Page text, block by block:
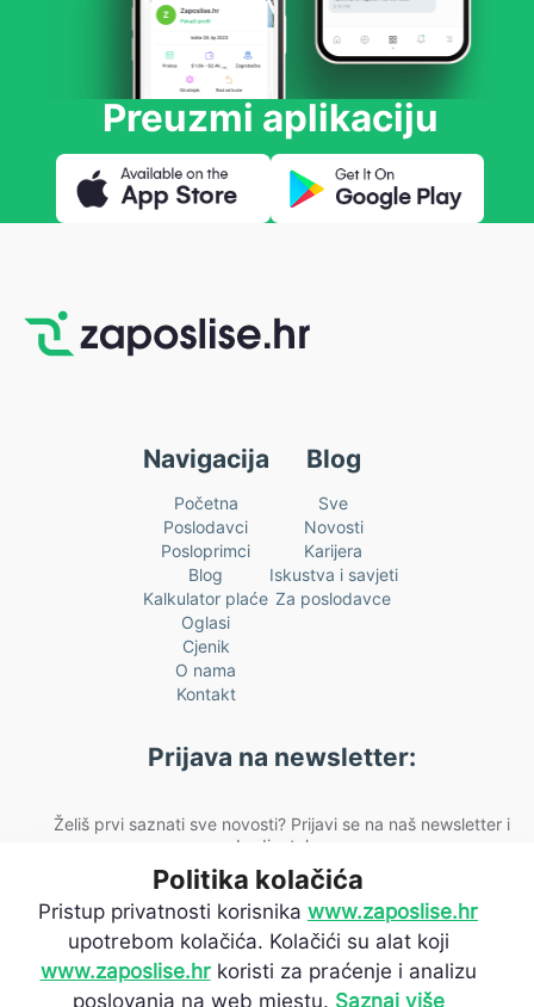
Preuzmi aplikaciju
Navigacija
Početna
Poslodavci
Posloprimci
Blog
Kalkulator plaće
Oglasi
Cjenik
O nama
Kontakt
Blog
Sve
Novosti
Karijera
Iskustva i savjeti
Za poslodavce
Prijava na newsletter:
Želiš prvi saznati sve novosti? Prijavi se na naš newsletter i
budi u toku.
[fluentform id="2"]
© 2026 zaposlise.hr. Sva prava
Politika kolačića
Pristup privatnosti korisnika www.zaposlise.hr
upotrebom kolačića. Kolačići su alat koji
www.zaposlise.hrkoristi za praćenje i analizu
poslovanja na web mjestu. Saznaj više